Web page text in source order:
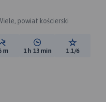
powiat kościerski
Suma spadków:
m Średni czas potrzebny
1 h 13 min Ocena
1.1/6